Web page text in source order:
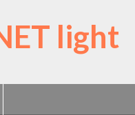
light